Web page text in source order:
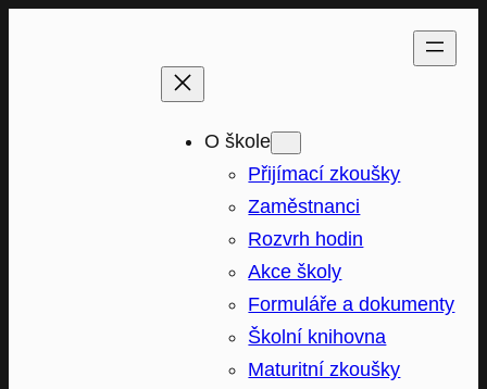
O škole
Přijímací zkoušky
Zaměstnanci
Rozvrh hodin
Akce školy
Formuláře a dokumenty
Školní knihovna
Maturitní zkoušky